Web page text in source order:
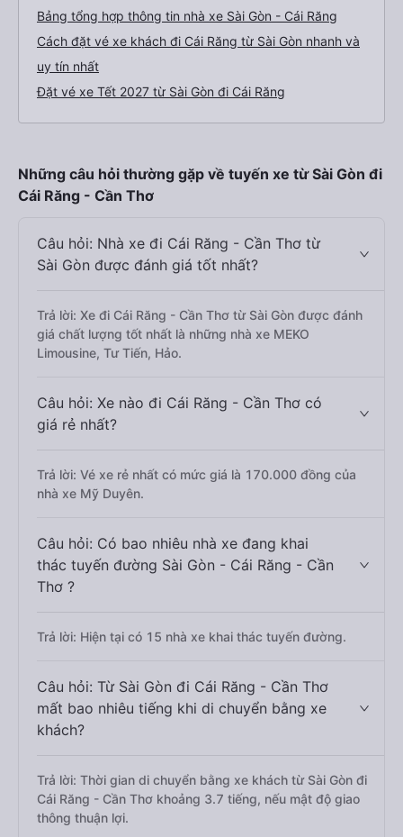
Bảng tổng hợp thông tin nhà xe Sài Gòn - Cái Răng
Cách đặt vé xe khách đi Cái Răng từ Sài Gòn nhanh và
uy tín nhất
Đặt vé xe Tết 2027 từ Sài Gòn đi Cái Răng
Những câu hỏi thường gặp về tuyến xe từ Sài Gòn đi
Cái Răng - Cần Thơ
Câu hỏi: Nhà xe đi Cái Răng - Cần Thơ từ
Sài Gòn được đánh giá tốt nhất?
Trả lời: Xe đi Cái Răng - Cần Thơ từ Sài Gòn được đánh
giá chất lượng tốt nhất là những nhà xe MEKO
Limousine, Tư Tiến, Hảo.
Câu hỏi: Xe nào đi Cái Răng - Cần Thơ có
giá rẻ nhất?
Trả lời: Vé xe rẻ nhất có mức giá là 170.000 đồng của
nhà xe Mỹ Duyên.
Câu hỏi: Có bao nhiêu nhà xe đang khai
thác tuyến đường Sài Gòn - Cái Răng - Cần
Thơ ?
Trả lời: Hiện tại có 15 nhà xe khai thác tuyến đường.
Câu hỏi: Từ Sài Gòn đi Cái Răng - Cần Thơ
mất bao nhiêu tiếng khi di chuyển bằng xe
khách?
Trả lời: Thời gian di chuyển bằng xe khách từ Sài Gòn đi
Cái Răng - Cần Thơ khoảng 3.7 tiếng, nếu mật độ giao
thông thuận lợi.